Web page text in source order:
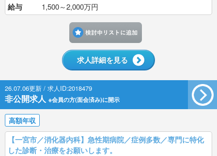
給与 1,500～2,000万円
求人詳細を見る
26.07.06更新 / 求人ID:2018479
非公開求人 ※会員の方(面会済み)に開示
高額年収
【一宮市／消化器内科】急性期病院／症例多数／専門に特化
した診断・治療をお願いします。